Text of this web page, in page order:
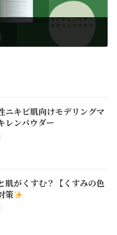
ニキビ肌向けモデリングマ
レンパウダー
肌がくすむ？【くすみの色
策